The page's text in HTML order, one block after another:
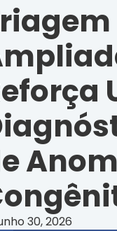
30, 2026